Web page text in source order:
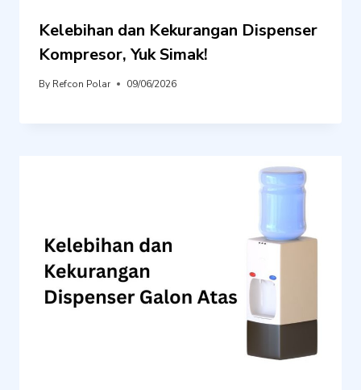
Kelebihan dan Kekurangan Dispenser
Kompresor, Yuk Simak!
By Refcon Polar 09/06/2026